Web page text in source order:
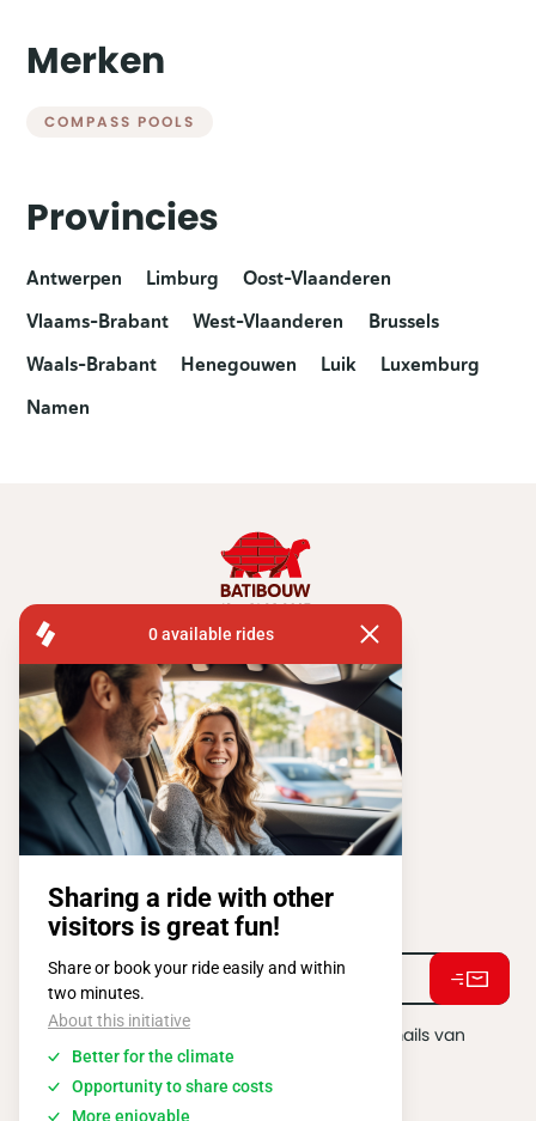
Merken
COMPASS POOLS
Provincies
Antwerpen Limburg
Oost-Vlaanderen
Vlaams-Brabant
West-Vlaanderen
Brussels
Waals-Brabant
Henegouwen Luik
Luxemburg
Namen
FISA OPERATIONS
ATOMIUMSQUARE, 1 PB 505
1020 BRUSSEL
Tel:+ 32 2 663 14 01
Stay connected !
Ik ga akkoord met het ontvangen van e-mails van
BATIBOUW.*